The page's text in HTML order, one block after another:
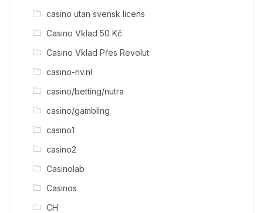
casino utan svensk licens
Casino Vklad 50 Kč
Casino Vklad Přes Revolut
casino-nv.nl
casino/betting/nutra
casino/gambling
casino1
casino2
Casinolab
Casinos
CH